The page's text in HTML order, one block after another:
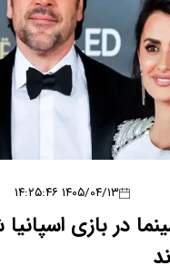
۱۴۰۵/۰۴/۱۳ ۱۴:۲۵:۴۶
در بازی اسپانیا